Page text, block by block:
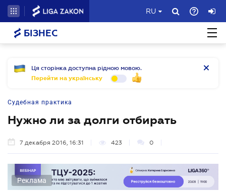
RU
БІЗНЕС
Ця сторінка доступна рідною мовою.
Перейти на українську
Судебная практика
Нужно ли за долги отбирать
7 декабря 2016, 16:31 423 0
Реклама